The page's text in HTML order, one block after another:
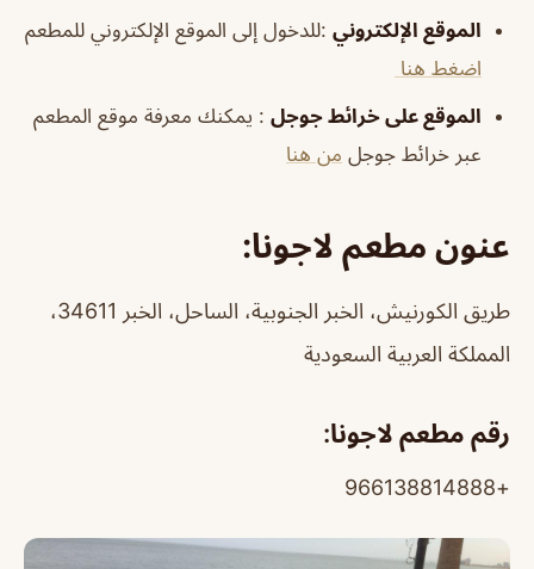
الموقع الإلكتروني :للدخول إلى الموقع الإلكتروني للمطعم
اضغط هنا
الموقع على خرائط جوجل : يمكنك معرفة موقع المطعم
عبر خرائط جوجل من هنا
عنون مطعم لاجونا:
طريق الكورنيش، الخبر الجنوبية، الساحل، الخبر 34611،
المملكة العربية السعودية
رقم مطعم لاجونا:
+966138814888